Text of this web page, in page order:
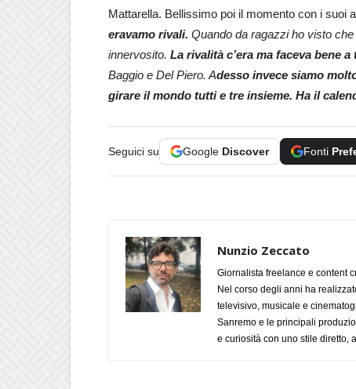
Mattarella. Bellissimo poi il momento con i suoi
eravamo rivali. Quando da ragazzi ho visto
innervosito. La rivalità c’era ma faceva bene a
Baggio e Del Piero. Adesso invece siamo
girare il mondo tutti e tre insieme. Ha il
Seguici su Google Discover Fonti
Nunzio Zeccato
Giornalista freelance e content
Nel corso degli anni ha
televisivo, musicale e
Sanremo e le principali
e curiosità con uno stile diretto,